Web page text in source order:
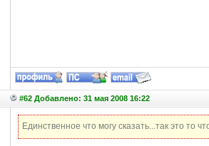
#62 Добавлено: 31 мая 2008 16:22
Единственное что могу сказать...так это то